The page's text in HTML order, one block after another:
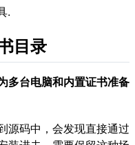
.
目录
多台电脑和内置证书准备
源码中，会发现直接通过